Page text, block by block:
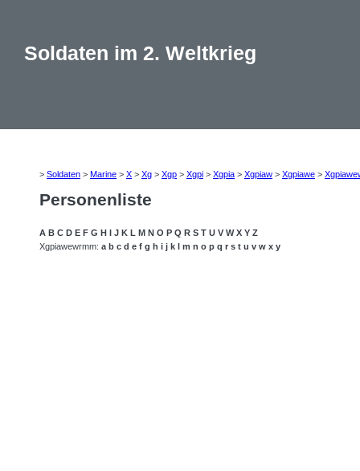
Soldaten im 2. Weltkrieg
> Soldaten > Marine > X > Xg > Xgp > Xgpi > Xgpia > Xgpiaw > Xgpiawe >
Personenliste
A B C D E F G H I J K L M N O P Q R S T U V W X Y Z
Xgpiawewrmm: a b c d e f g h i j k l m n o p q r s t u v w x y